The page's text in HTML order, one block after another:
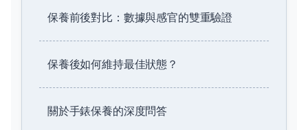
保養前後對比：數據與感官的雙重驗證
保養後如何維持最佳狀態？
關於手錶保養的深度問答